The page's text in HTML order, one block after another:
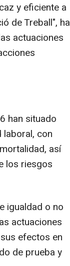
y eficiente a
de Treball", ha
actuaciones
han situado
con
así
los riesgos
igualdad o no
actuaciones
efectos en
de prueba y